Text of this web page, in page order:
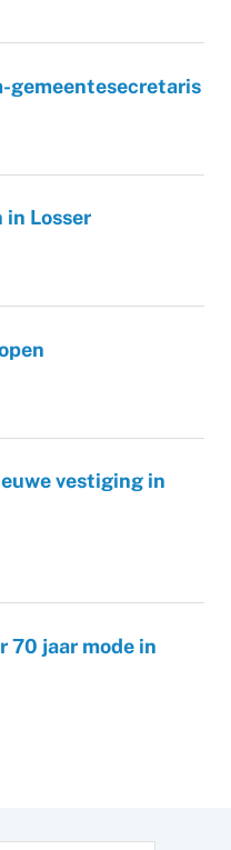
gemeentesecretaris
Losser
vestiging in
70 jaar mode in